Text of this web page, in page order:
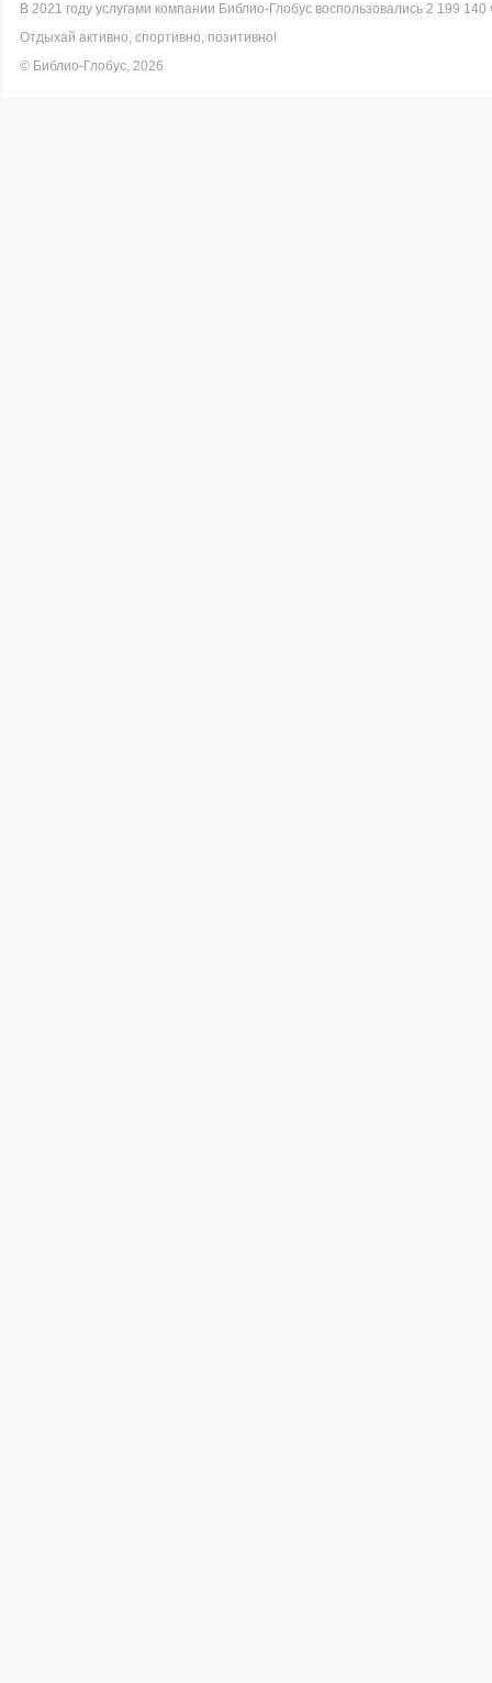
В 2021 году услугами компании Библио-Глобус воспользовались 2 199 140
Отдыхай активно, спортивно, позитивно!
© Библио-Глобус, 2026